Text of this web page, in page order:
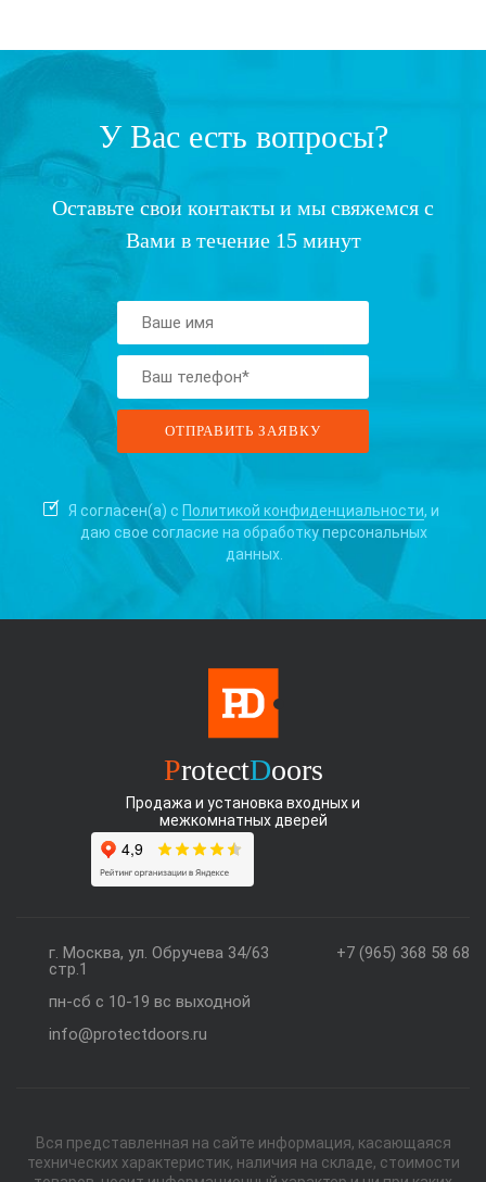
У Вас есть вопросы?
Оставьте свои контакты и мы свяжемся с
Вами в течение 15 минут
Я согласен(а) с Политикой конфиденциальности, и
даю свое согласие на обработку персональных
данных.
ProtectDoors
Продажа и установка входных и
межкомнатных дверей
+7 (965) 368 58 68
г. Москва, ул. Обручева 34/63
стр.1
пн-сб с 10-19 вс выходной
info@protectdoors.ru
Вся представленная на сайте информация, касающаяся
технических характеристик, наличия на складе, стоимости